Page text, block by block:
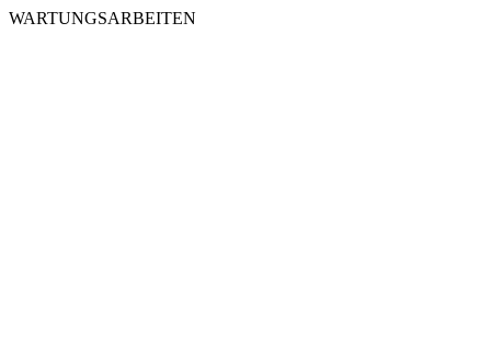
WARTUNGSARBEITEN